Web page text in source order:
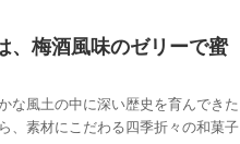
、梅酒風味のゼリーで蜜
な風土の中に深い歴史を育んできた
、素材にこだわる四季折々の和菓子